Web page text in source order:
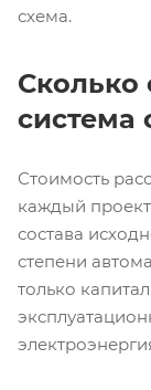
схема.
система
Стоимость
каждый проект
состава
степени
только